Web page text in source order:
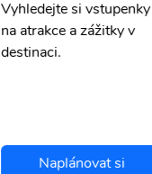
Vyhledejte si vstupenky
na atrakce a zážitky v
destinaci.
Naplánovat si